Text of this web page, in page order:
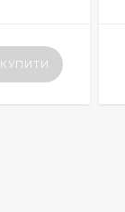
КУПИТИ